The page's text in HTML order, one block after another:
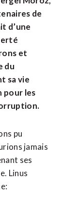
de
d’une
et
du
sa vie
pour les
pu
jamais
ses
Linus